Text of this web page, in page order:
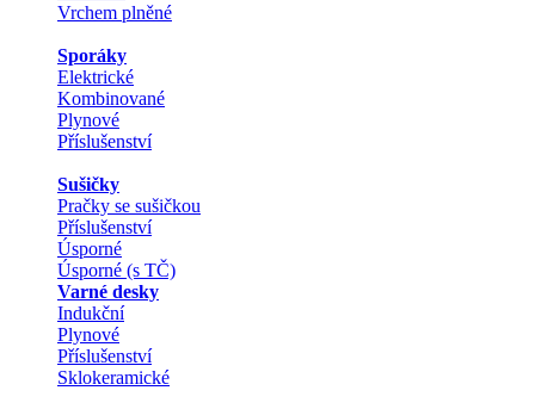
Vrchem plněné
Sporáky
Elektrické
Kombinované
Plynové
Příslušenství
Sušičky
Pračky se sušičkou
Příslušenství
Úsporné
Úsporné (s TČ)
Varné desky
Indukční
Plynové
Příslušenství
Sklokeramické